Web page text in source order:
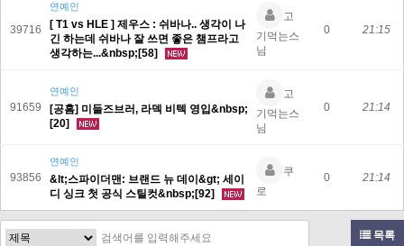
39716
연예인
[ T1 vs HLE ] 제우스 : 쉬바나.. 생각이 나
긴 하는데 쉬바나 잘 쓰면 좋은 챔프라고
생각하는...&nbsp;[58]
고
기먹는스
님
0 21:15
91659
연예인
[공홈] 미들즈브러, 라덱 비텍 영입&nbsp;
[20]
고
기먹는스
님
0 21:14
93856
연예인
&lt;스파이더맨: 브랜드 뉴 데이&gt; 세이
디 싱크 첫 공식 스틸컷&nbsp;[92]
쿠
로
0 21:14
목록